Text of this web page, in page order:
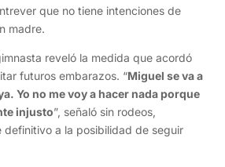
que no tiene intenciones de
madre.
reveló la medida que acordó
futuros embarazos. “Miguel se va a
Yo no me voy a hacer nada porque
injusto”, señaló sin rodeos,
definitivo a la posibilidad de seguir